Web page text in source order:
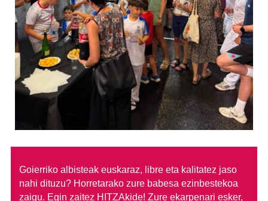
Goierriko albisteak euskaraz, libre eta kalitatez jaso
nahi dituzu? Horretarako zure babesa ezinbestekoa
zaigu. Egin zaitez HITZAkide! Zure ekarpenari esker,